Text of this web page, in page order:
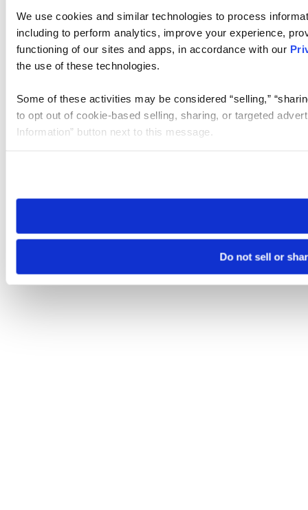
We use cookies and similar technologies to process
including to perform analytics, improve your experience,
functioning of our sites and apps, in accordance with our
the use of these technologies.
Some of these activities may be considered “selling,”
to opt out of cookie-based selling, sharing, or targeted
Information” button next to this message.
need to be set again.
Do not sell or